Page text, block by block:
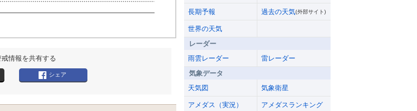
情報を共有する
シェア
長期予報 過去の天気(外部サイト)
世界の天気
レーダー
雨雲レーダー
雷レーダー
気象データ
天気図
気象衛星
アメダス（実況）
アメダスランキング